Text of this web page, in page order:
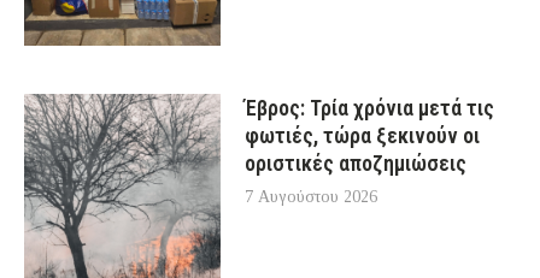
Έβρος: Τρία χρόνια μετά τις
φωτιές, τώρα ξεκινούν οι
οριστικές αποζημιώσεις
7 Αυγούστου 2026